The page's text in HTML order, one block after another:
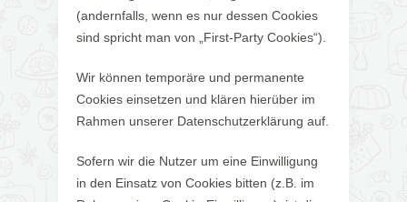
(andernfalls, wenn es nur dessen Cookies
sind spricht man von „First-Party Cookies“).
Wir können temporäre und permanente
Cookies einsetzen und klären hierüber im
Rahmen unserer Datenschutzerklärung auf.
Sofern wir die Nutzer um eine Einwilligung
in den Einsatz von Cookies bitten (z.B. im